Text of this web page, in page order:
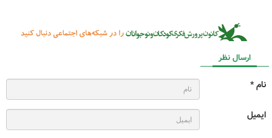
ارسال نظر
نام *
ایمیل